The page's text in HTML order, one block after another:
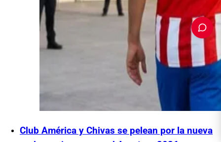
Club América y Chivas se pelean por la nueva